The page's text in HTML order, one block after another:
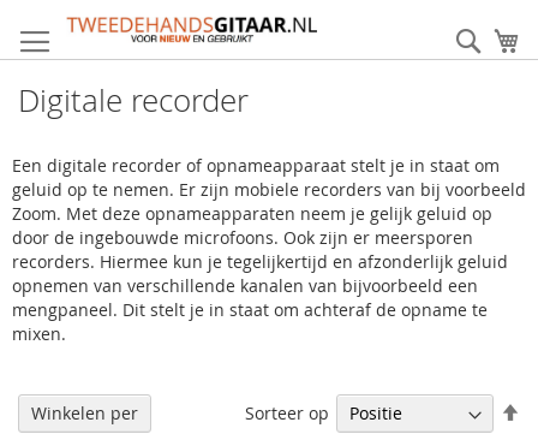
direct
door
de
Digitale recorder
Een digitale recorder of opnameapparaat stelt je in staat om
geluid op te nemen. Er zijn mobiele recorders van bij voorbeeld
Zoom. Met deze opnameapparaten neem je gelijk geluid op
door de ingebouwde microfoons. Ook zijn er meersporen
recorders. Hiermee kun je tegelijkertijd en afzonderlijk geluid
opnemen van verschillende kanalen van bijvoorbeeld een
mengpaneel. Dit stelt je in staat om achteraf de opname te
mixen.
Sorteer op
Winkelen per